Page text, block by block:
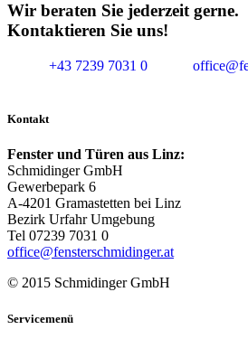
Wir beraten Sie jederzeit gerne.
Kontaktieren Sie uns!
+43 7239 7031 0
Kontakt
Fenster und Türen aus Linz:
Schmidinger GmbH
Gewerbepark 6
A-4201 Gramastetten bei Linz
Bezirk Urfahr Umgebung
Tel 07239 7031 0
office@fensterschmidinger.at
© 2015 Schmidinger GmbH
Servicemenü